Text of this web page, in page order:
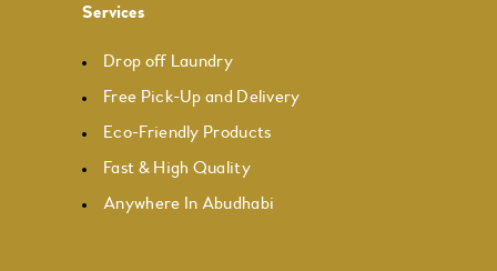
Services
Drop off Laundry
Free Pick-Up and Delivery
Eco-Friendly Products
Fast & High Quality
Anywhere In Abudhabi